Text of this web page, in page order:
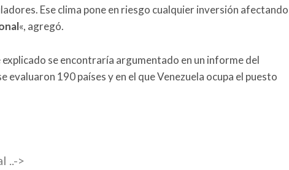
Ese clima pone en riesgo cualquier inversión afectando
«, agregó.
se encontraría argumentado en un informe del
evaluaron 190 países y en el que Venezuela ocupa el puesto
..->